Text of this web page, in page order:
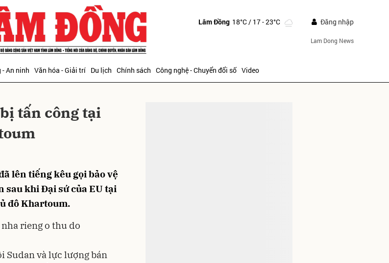
Lâm Đồng 18°C/ 17 - 23°C Đăng nhập
Lam Dong News
- An ninh Văn hóa - Giải trí Du lịch Chính sách Công nghệ - Chuyển đổi số Video
tấn công tại
lên tiếng kêu gọi bảo vệ
sau khi Đại sứ của EU tại
đô Khartoum.
Sudan và lực lượng bán